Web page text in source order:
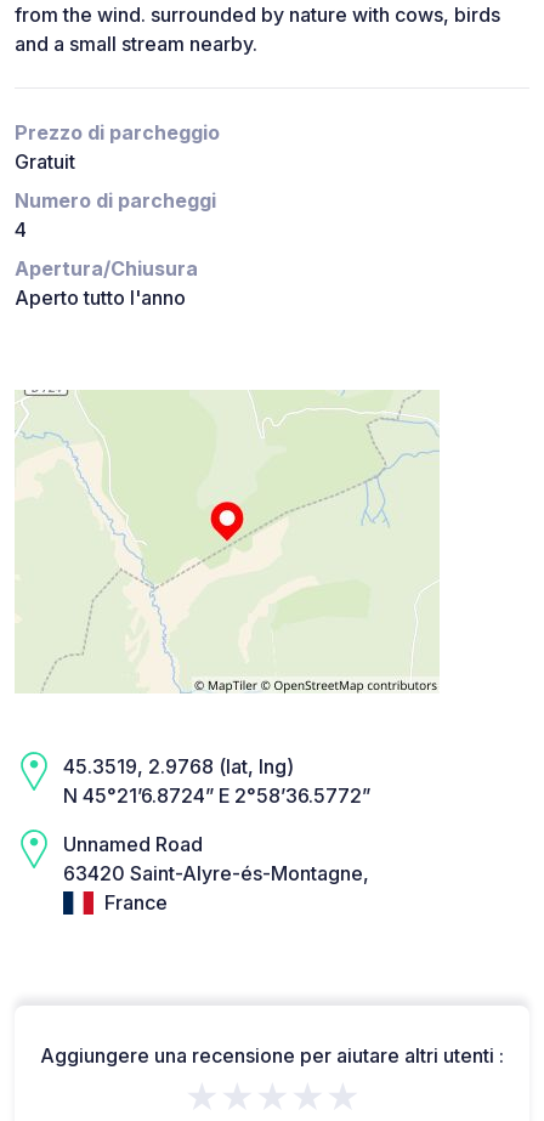
from the wind. surrounded by nature with cows, birds
and a small stream nearby.
Prezzo di parcheggio
Gratuit
Numero di parcheggi
4
Apertura/Chiusura
Aperto tutto l'anno
45.3519, 2.9768 (lat, lng)
N 45°21’6.8724” E 2°58’36.5772”
Unnamed Road
63420 Saint-Alyre-és-Montagne,
France
Aggiungere una recensione per aiutare altri utenti :
★★★★★